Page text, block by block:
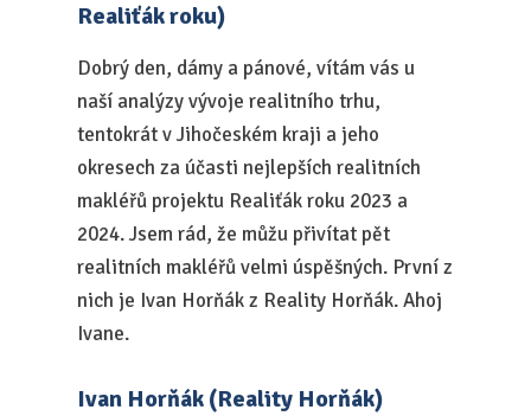
Realiťák roku)
Dobrý den, dámy a pánové, vítám vás u
naší analýzy vývoje realitního trhu,
tentokrát v Jihočeském kraji a jeho
okresech za účasti nejlepších realitních
makléřů projektu Realiťák roku 2023 a
2024. Jsem rád, že můžu přivítat pět
realitních makléřů velmi úspěšných. První z
nich je Ivan Horňák z Reality Horňák. Ahoj
Ivane.
Ivan Horňák (Reality Horňák)